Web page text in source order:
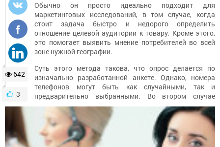
642
3
Обычно он просто идеально подходит для
маркетинговых исследований, в том случае, когда
стоит задача быстро и недорого определить
отношение целевой аудитории к товару. Кроме этого,
это помогает выявить мнение потребителей во всей
зоне нужной географии.
Суть этого метода такова, что опрос делается по
изначально разработанной анкете. Однако, номера
телефонов могут быть как случайными, так и
предварительно выбранными. Во втором случае